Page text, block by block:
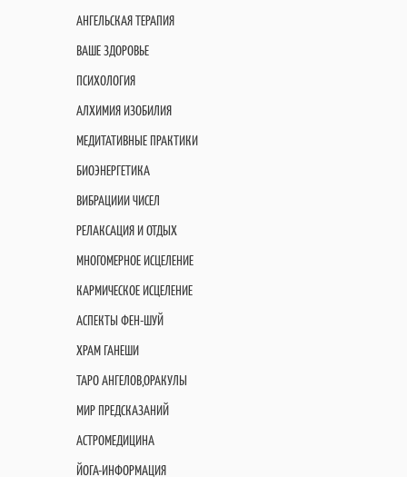
АНГЕЛЬСКАЯ ТЕРАПИЯ
ВАШЕ ЗДОРОВЬЕ
ПСИХОЛОГИЯ
АЛХИМИЯ ИЗОБИЛИЯ
МЕДИТАТИВНЫЕ ПРАКТИКИ
БИОЭНЕРГЕТИКА
ВИБРАЦИИИ ЧИСЕЛ
РЕЛАКСАЦИЯ И ОТДЫХ
МНОГОМЕРНОЕ ИСЦЕЛЕНИЕ
КАРМИЧЕСКОЕ ИСЦЕЛЕНИЕ
АСПЕКТЫ ФЕН-ШУЙ
ХРАМ ГАНЕШИ
ТАРО АНГЕЛОВ,ОРАКУЛЫ
МИР ПРЕДСКАЗАНИЙ
АСТРОМЕДИЦИНА
ЙОГА-ИНФОРМАЦИЯ